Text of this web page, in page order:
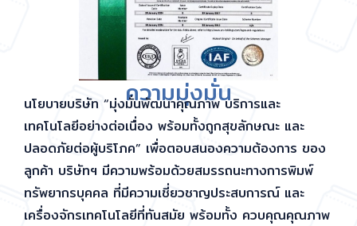
ความมุ่งมั่น
นโยบายบริษัท “มุ่งมั่นพัฒนาคุณภาพ บริการและ
เทคโนโลยีอย่างต่อเนื่อง พร้อมทั้งถูกสุขลักษณะ และ
ปลอดภัยต่อผู้บริโภค” เพื่อตอบสนองความต้องการ ของ
ลูกค้า บริษัทฯ มีความพร้อมด้วยสมรรถนะทางการพิมพ์
ทรัพยากรบุคคล ที่มีความเชี่ยวชาญประสบการณ์ และ
เครื่องจักรเทคโนโลยีที่ทันสมัย พร้อมทั้ง ควบคุณคุณภาพ